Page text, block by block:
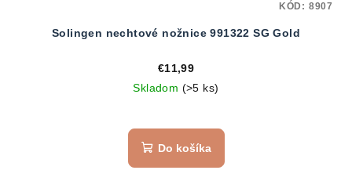
Solingen nechtové nožnice 991322 SG Gold
€11,99
Skladom (>5 ks)
hodnotenie
produktu
Do košíka
KÓD: 8907